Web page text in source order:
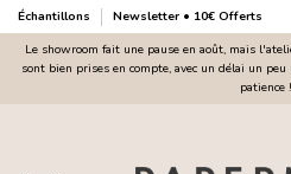
Échantillons Newsletter • 10€ Offerts
Le showroom fait une pause en août, mais
sont bien prises en compte, avec un délai un
patience !